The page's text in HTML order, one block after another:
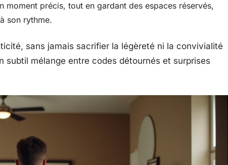
moment précis, tout en gardant des espaces réservés,
son rythme.
sans jamais sacrifier la légèreté ni la convivialité
subtil mélange entre codes détournés et surprises